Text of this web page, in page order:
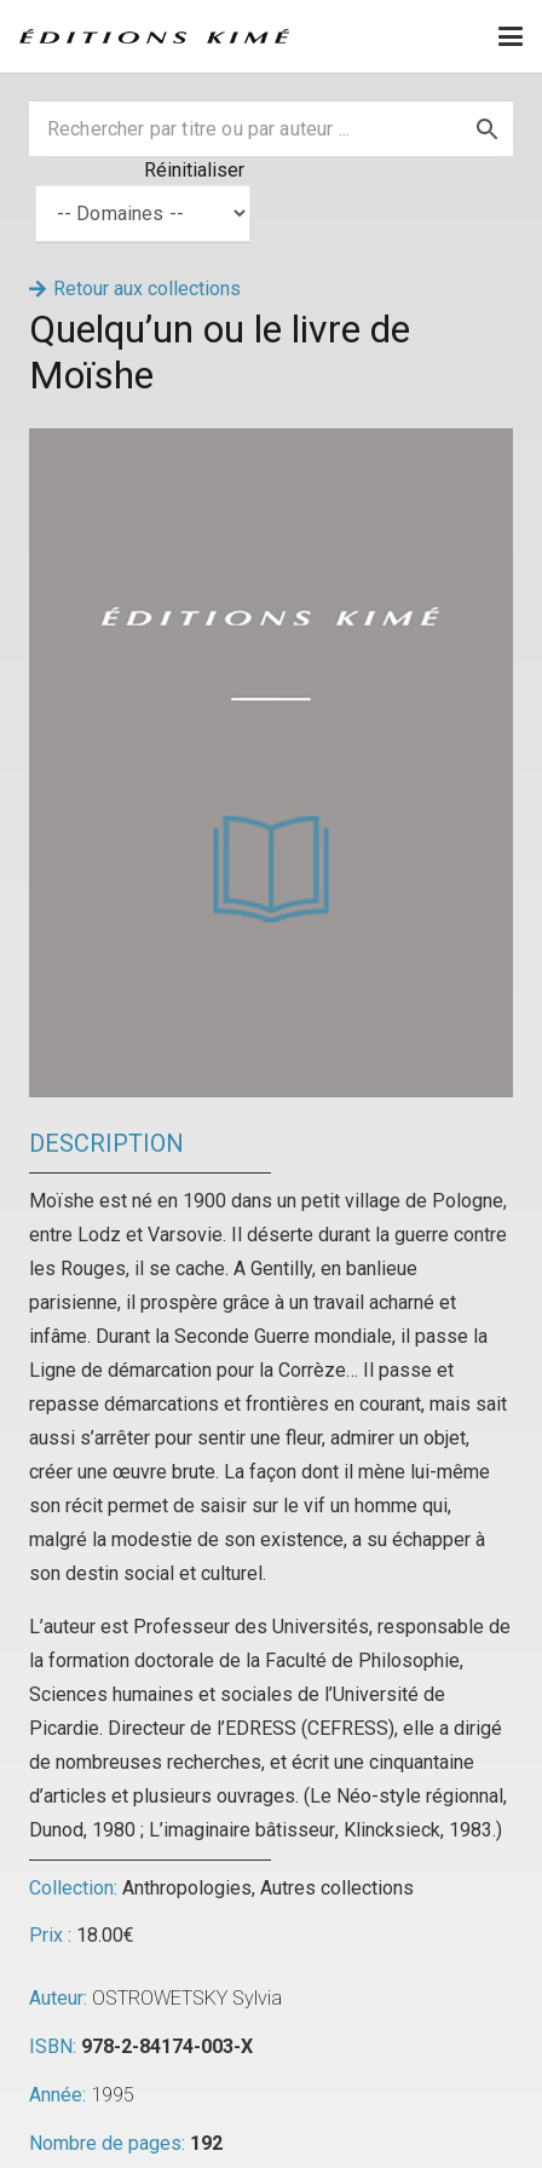
Réinitialiser
Retour aux collections
Quelqu’un ou le livre de
Moïshe
DESCRIPTION
Moïshe est né en 1900 dans un petit village de Pologne,
entre Lodz et Varsovie. Il déserte durant la guerre contre
les Rouges, il se cache. A Gentilly, en banlieue
parisienne, il prospère grâce à un travail acharné et
infâme. Durant la Seconde Guerre mondiale, il passe la
Ligne de démarcation pour la Corrèze… Il passe et
repasse démarcations et frontières en courant, mais sait
aussi s’arrêter pour sentir une fleur, admirer un objet,
créer une œuvre brute. La façon dont il mène lui-même
son récit permet de saisir sur le vif un homme qui,
malgré la modestie de son existence, a su échapper à
son destin social et culturel.
L’auteur est Professeur des Universités, responsable de
la formation doctorale de la Faculté de Philosophie,
Sciences humaines et sociales de l’Université de
Picardie. Directeur de l’EDRESS (CEFRESS), elle a dirigé
de nombreuses recherches, et écrit une cinquantaine
d’articles et plusieurs ouvrages. (Le Néo-style régionnal,
Dunod, 1980 ; L’imaginaire bâtisseur, Klincksieck, 1983.)
Collection: Anthropologies, Autres collections
Prix : 18.00€
Auteur: OSTROWETSKY Sylvia
ISBN: 978-2-84174-003-X
Année: 1995
Nombre de pages: 192